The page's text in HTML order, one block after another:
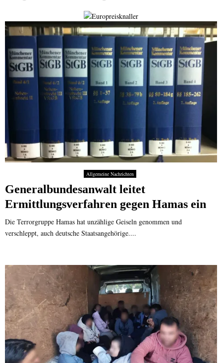
Allgemeine Nachrichten
Generalbundesanwalt leitet
Ermittlungsverfahren gegen Hamas ein
Die Terrorgruppe Hamas hat unzählige Geiseln genommen und
verschleppt, auch deutsche Staatsangehörige....